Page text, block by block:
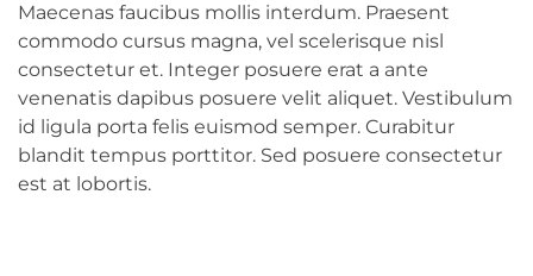
Maecenas faucibus mollis interdum. Praesent
commodo cursus magna, vel scelerisque nisl
consectetur et. Integer posuere erat a ante
venenatis dapibus posuere velit aliquet. Vestibulum
id ligula porta felis euismod semper. Curabitur
blandit tempus porttitor. Sed posuere consectetur
est at lobortis.